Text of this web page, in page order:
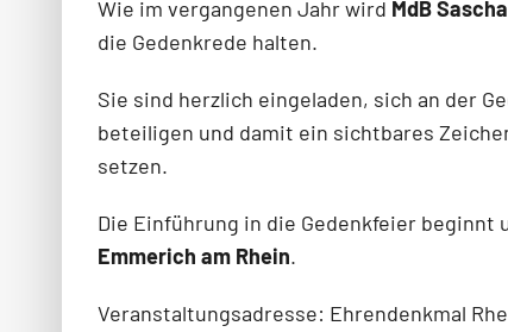
Wie im vergangenen Jahr wird MdB
die Gedenkrede halten.
Sie sind herzlich eingeladen, sich an der
beteiligen und damit ein sichtbares
setzen.
Die Einführung in die Gedenkfeier beginnt
Emmerich am Rhein.
Veranstaltungsadresse: Ehrendenkmal